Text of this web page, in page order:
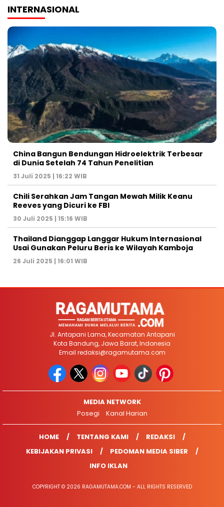
INTERNASIONAL
China Bangun Bendungan Hidroelektrik Terbesar
di Dunia Setelah 74 Tahun Penelitian
31 Juli 2025 | 16:22 WIB
Chili Serahkan Jam Tangan Mewah Milik Keanu
Reeves yang Dicuri ke FBI
30 Juli 2025 | 15:16 WIB
Thailand Dianggap Langgar Hukum Internasional
Usai Gunakan Peluru Beris ke Wilayah Kamboja
26 Juli 2025 | 16:01 WIB
Jl. Antapani Lama, Kecamatan Antapani
Kota Bandung, Jawa Barat, Indonesia
Email redaksi@ragamutama.com
MEDIA NETWORK
Posegi
Kanal Harian
HOME TENTANG KAMI
REDAKSI
KEBIJAKAN PRIVASI
PEDOMAN MEDIA SIBER
INFO IKLAN
COPYRIGHT © 2026 RAGAMUTAMA.COM - ALL RIGHTS RESERVED